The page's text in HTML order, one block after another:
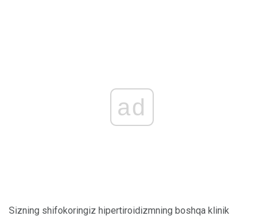
ad
Sizning shifokoringiz hipertiroidizmning boshqa klinik